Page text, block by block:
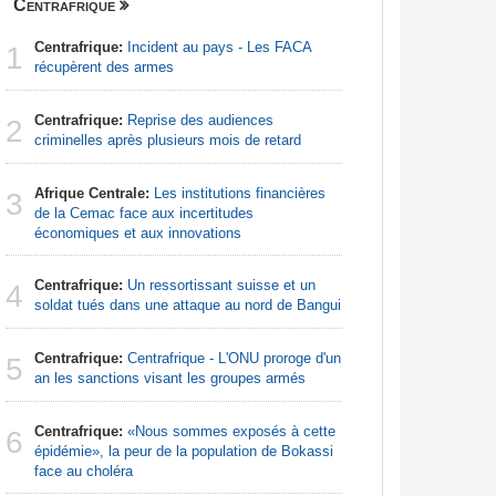
Centrafrique
1 Centrafrique: Incident au pays - Les FACA
récupèrent des armes
2 Centrafrique: Reprise des audiences
criminelles après plusieurs mois de retard
3 Afrique Centrale: Les institutions financières
de la Cemac face aux incertitudes
économiques et aux innovations
4 Centrafrique: Un ressortissant suisse et un
soldat tués dans une attaque au nord de Bangui
5 Centrafrique: Centrafrique - L'ONU proroge d'un
an les sanctions visant les groupes armés
6 Centrafrique: «Nous sommes exposés à cette
épidémie», la peur de la population de Bokassi
face au choléra